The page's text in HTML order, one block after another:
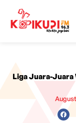
Liga Juara-Juara